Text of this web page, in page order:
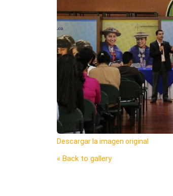
Descargar la imagen original
« Back to gallery